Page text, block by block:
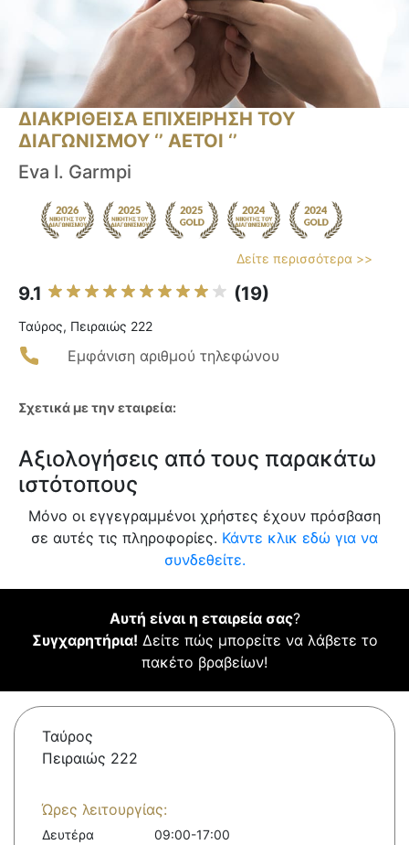
ΔΙΑΚΡΙΘΕΙΣΑ ΕΠΙΧΕΙΡΗΣΗ ΤΟΥ
ΔΙΑΓΩΝΙΣΜΟΥ ‘’ ΑΕΤΟΙ ‘’
Eva I. Garmpi
Δείτε περισσότερα >>
9.1 (19)
Ταύρος, Πειραιώς 222
Εμφάνιση αριθμού τηλεφώνου
Σχετικά με την εταιρεία:
Αξιολογήσεις από τους παρακάτω
ιστότοπους
Μόνο οι εγγεγραμμένοι χρήστες έχουν πρόσβαση
σε αυτές τις πληροφορίες. Κάντε κλικ εδώ για να
συνδεθείτε.
Αυτή είναι η εταιρεία σας?
Συγχαρητήρια! Δείτε πώς μπορείτε να λάβετε το
πακέτο βραβείων!
Ταύρος
Πειραιώς 222
Ώρες λειτουργίας:
Δευτέρα
09:00-17:00